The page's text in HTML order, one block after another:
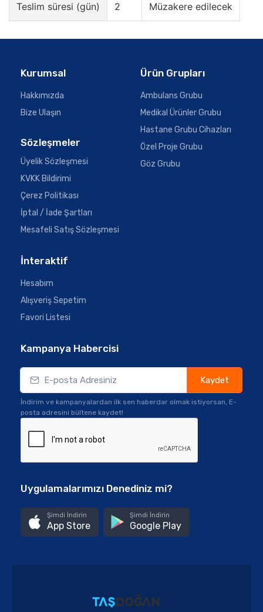
Teslim süresi (gün) 2 Müzakere edilecek
Kurumsal
Hakkımızda
Bize Ulaşın
Sözleşmeler
Üyelik Sözleşmesi
KVKK Bildirimi
Çerez Politikası
İptal / İade Şartları
Mesafeli Satış Sözleşmesi
Ürün Grupları
Ambulans Grubu
Medikal Ürünler Grubu
Hastane Grubu Cihazları
Özel Proje Grubu
Göz Grubu
İnteraktif
Hesabım
Alışveriş Sepetim
Favori Listesi
Kampanya Habercisi
Kaydet
İndirim ve kampanyalardan ilk sen haberdar olmak istiyorsan, E-
posta adresini bültene kaydet!
Uygulamalarımızı Denediniz mi?
Şimdi İndirin
App Store
Şimdi İndirin
Google Play